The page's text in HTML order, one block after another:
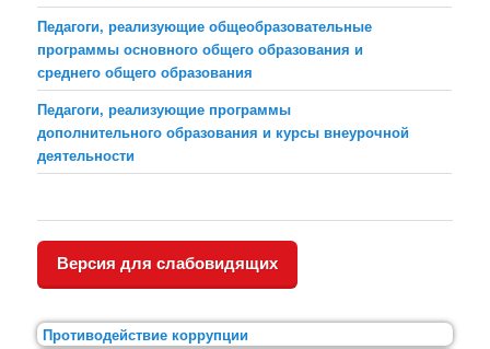
Педагоги, реализующие общеобразовательные
программы основного общего образования и
среднего общего образования
Педагоги, реализующие программы
дополнительного образования и курсы внеурочной
деятельности
Версия для слабовидящих
Противодействие коррупции